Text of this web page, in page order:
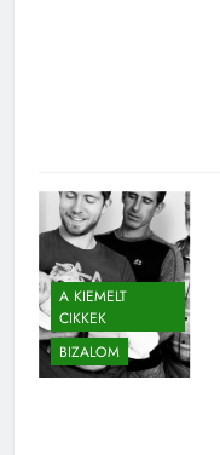
A KIEMELT
CIKKEK
BIZALOM